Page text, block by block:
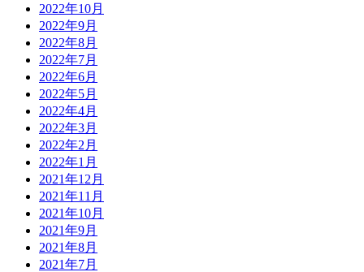
2022年10月
2022年9月
2022年8月
2022年7月
2022年6月
2022年5月
2022年4月
2022年3月
2022年2月
2022年1月
2021年12月
2021年11月
2021年10月
2021年9月
2021年8月
2021年7月